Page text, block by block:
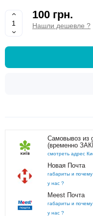
100 грн.
Нашли дешевле ?
Самовывоз из
(временно
смотреть адрес
Новая Почта
габариты и
у нас ?
Meest Почта
габариты и
у нас ?